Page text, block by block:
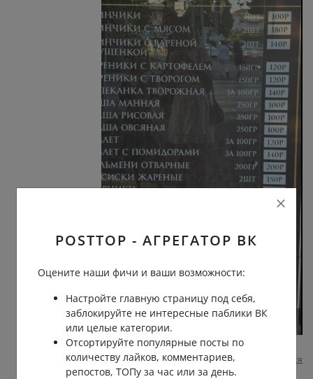
2 несколько месяцев назад 0
Пожаловаться
POSTTOP - АГРЕГАТОР ВК
Оцените наши фичи и ваши возможности:
Настройте главную страницу под себя,
заблокируйте не интересные паблики ВК
или целые категории.
Отсортируйте популярные посты по
количеству лайков, комментариев,
репостов, ТОПу за час или за день.